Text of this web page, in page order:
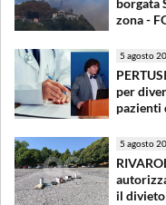
borgata
zona -
5 agosto
per
pazienti
5 agosto
il